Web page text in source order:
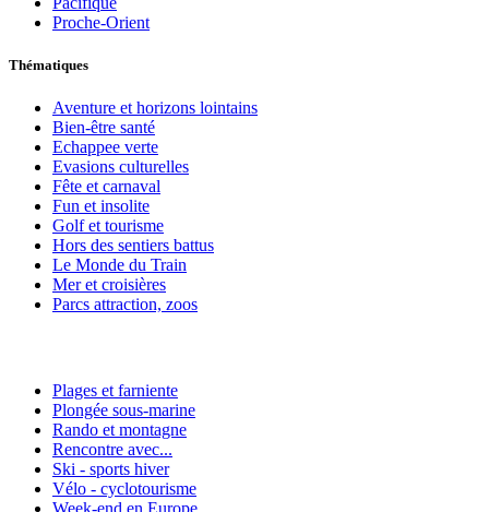
Proche-Orient
Thématiques
Aventure et horizons lointains
Bien-être santé
Echappee verte
Evasions culturelles
Fête et carnaval
Fun et insolite
Golf et tourisme
Hors des sentiers battus
Le Monde du Train
Mer et croisières
Parcs attraction, zoos
Plages et farniente
Plongée sous-marine
Rando et montagne
Rencontre avec...
Ski - sports hiver
Vélo - cyclotourisme
Week-end en Europe